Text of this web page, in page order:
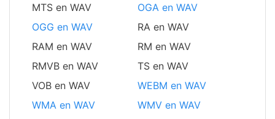
MTS en WAV
OGA en WAV
OGG en WAV
RA en WAV
RAM en WAV
RM en WAV
RMVB en WAV
TS en WAV
VOB en WAV
WEBM en WAV
WMA en WAV
WMV en WAV